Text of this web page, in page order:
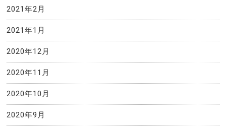
2021年2月
2021年1月
2020年12月
2020年11月
2020年10月
2020年9月